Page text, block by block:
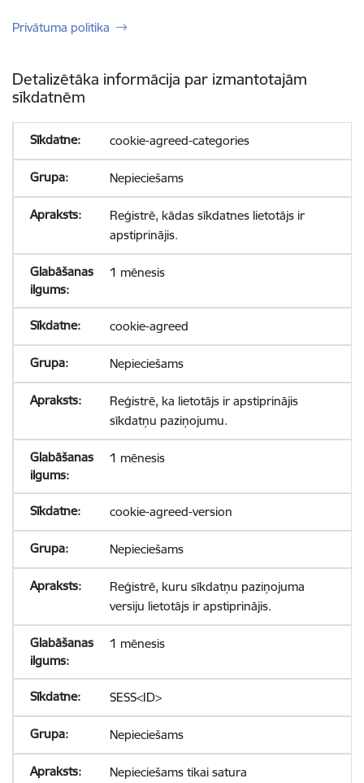
Privātuma politika
Detalizētāka informācija par izmantotajām
sīkdatnēm
cookie-agreed-categories
Nepieciešams
Reģistrē, kādas sīkdatnes lietotājs ir
apstiprinājis.
1 mēnesis
cookie-agreed
Nepieciešams
Reģistrē, ka lietotājs ir apstiprinājis
sīkdatņu paziņojumu.
1 mēnesis
cookie-agreed-version
Nepieciešams
Reģistrē, kuru sīkdatņu paziņojuma
versiju lietotājs ir apstiprinājis.
1 mēnesis
SESS<ID>
Nepieciešams
Nepieciešams tikai satura